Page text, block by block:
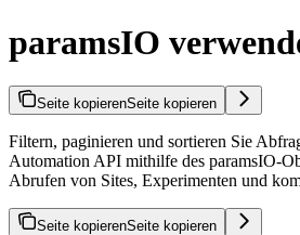
paramsIO
Seite kopierenSeite kopieren
Filtern, paginieren und sortieren Sie
Automation API mithilfe des paramsIO-
Abrufen von Sites, Experimenten und
Seite kopierenSeite kopieren